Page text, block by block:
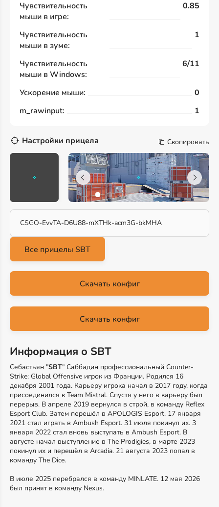
Чувствительность
мыши в игре:
0.85
Чувствительность
мыши в зуме:
1
Чувствительность
мыши в Windows:
6/11
Ускорение мыши:
0
m_rawinput:
1
Настройки прицела Скопировать
CSGO-EvvTA-D6U88-mXTHk-acm3G-bkMHA
Скачать конфиг
Скачать конфиг
Информация о SBT
Себастьян "SBT" Саббадин профессиональный Counter-
Strike: Global Offensive игрок из Франции. Родился 16
декабря 2001 года. Карьеру игрока начал в 2017 году, когда
присоединился к Team Mistral. Спустя у него в карьеру был
перерыв. В апреле 2019 вернулся в строй, в команду Reflex
Esport Club. Затем перешёл в APOLOGIS Esport. 17 января
2021 стал играть в Ambush Esport. 31 июля покинул их. 3
января 2022 стал вновь выступать в Ambush Esport. В
августе начал выступление в The Prodigies, в марте 2023
покинул их и перешёл в Arcadia. 21 августа 2023 попал в
команду The Dice.
В июле 2025 перебрался в команду MINLATE. 12 мая 2026
был принят в команду Nexus.